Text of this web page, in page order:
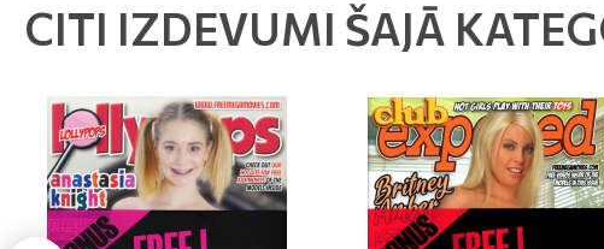
CITI IZDEVUMI ŠAJĀ